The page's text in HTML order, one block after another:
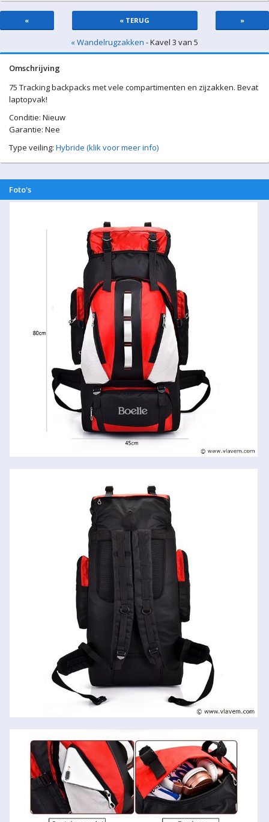
« « TERUG »
« Wandelrugzakken - Kavel 3 van 5
Omschrijving
75 Tracking backpacks met vele compartimenten en zijzakken. Bevat
laptopvak!
Conditie: Nieuw
Garantie: Nee
Type veiling: Hybride (klik voor meer info)
Foto's